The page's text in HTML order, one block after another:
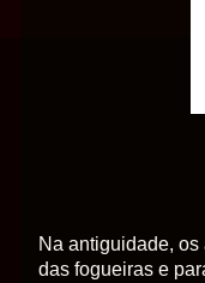
Na antiguidade,
das fogueiras e